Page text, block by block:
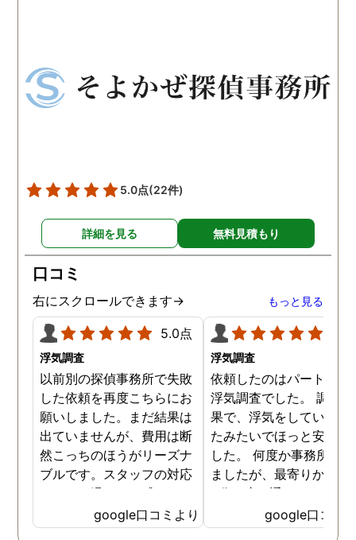
5.0点(22件)
詳細を見る 無料見積もり
口コミ
右にスクロールできます→ もっと見る
5.0点
浮気調査
以前別の探偵事務所で失敗
した依頼を再度こちらにお
願いしました。まだ結果は
出ていませんが、費用は断
然こっちのほうがリーズナ
ブルです。スタッフの対応
なんかも温かみを感じま
す。はじめからこちらにす
ればよかったです😢 …
google口コミより
浮気調査
依頼したのはパートナー
浮気調査でした。 調査
果で、浮気をしていなか
たみたいでほっと安心し
した。 何度か事務所に
ましたが、最寄りから徒
3分程度で通いやすかっ
google口コミ